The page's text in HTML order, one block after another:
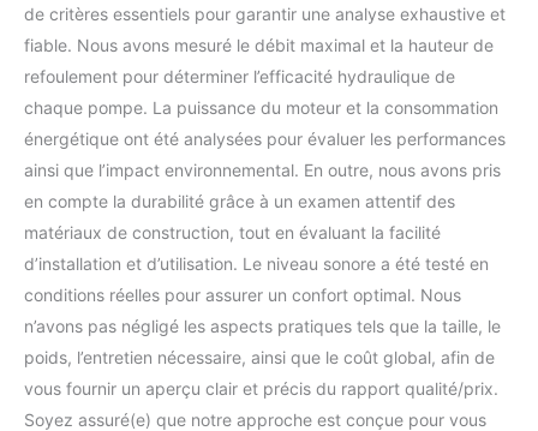
de critères essentiels pour garantir une analyse exhaustive et
fiable. Nous avons mesuré le débit maximal et la hauteur de
refoulement pour déterminer l’efficacité hydraulique de
chaque pompe. La puissance du moteur et la consommation
énergétique ont été analysées pour évaluer les performances
ainsi que l’impact environnemental. En outre, nous avons pris
en compte la durabilité grâce à un examen attentif des
matériaux de construction, tout en évaluant la facilité
d’installation et d’utilisation. Le niveau sonore a été testé en
conditions réelles pour assurer un confort optimal. Nous
n’avons pas négligé les aspects pratiques tels que la taille, le
poids, l’entretien nécessaire, ainsi que le coût global, afin de
vous fournir un aperçu clair et précis du rapport qualité/prix.
Soyez assuré(e) que notre approche est conçue pour vous